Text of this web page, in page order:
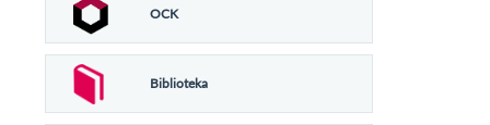
OCK
Biblioteka